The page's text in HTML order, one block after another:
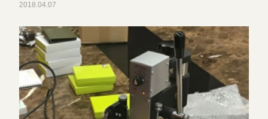
2018.04.07